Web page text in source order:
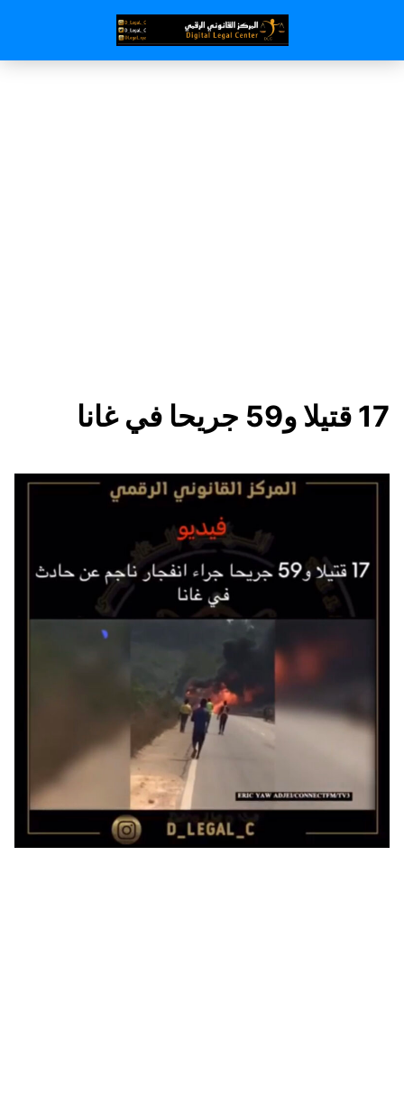
17 قتيلا و59 جريحا في غانا